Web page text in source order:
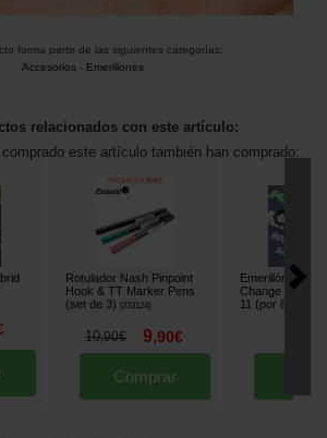
forma parte de las siguientes categorías:
Accesorios - Emerillones
relacionados con este artículo:
este artículo también han comprado:
Rotulador Nash Pinpoint
Hook & TT Marker Pens
(set de 3)
[233124]
10,90€ 9,90€
Comprar
Emerillón Korda
Change Loop
11 (por 8)